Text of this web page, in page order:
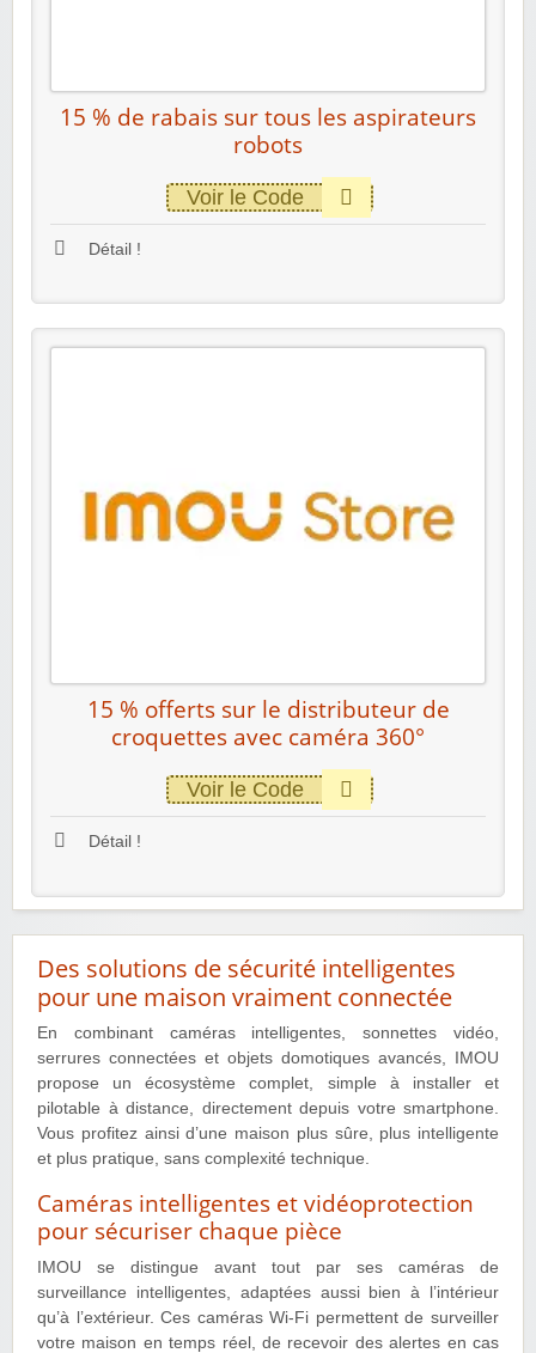
15 % de rabais sur tous les aspirateurs
robots
Voir le Code
Détail !
15 % offerts sur le distributeur de
croquettes avec caméra 360°
Voir le Code
Détail !
Des solutions de sécurité intelligentes
pour une maison vraiment connectée
En combinant caméras intelligentes, sonnettes vidéo,
serrures connectées et objets domotiques avancés, IMOU
propose un écosystème complet, simple à installer et
pilotable à distance, directement depuis votre smartphone.
Vous profitez ainsi d’une maison plus sûre, plus intelligente
et plus pratique, sans complexité technique.
Caméras intelligentes et vidéoprotection
pour sécuriser chaque pièce
IMOU se distingue avant tout par ses caméras de
surveillance intelligentes, adaptées aussi bien à l’intérieur
qu’à l’extérieur. Ces caméras Wi-Fi permettent de surveiller
votre maison en temps réel, de recevoir des alertes en cas